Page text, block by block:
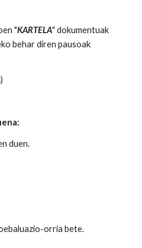
"KARTELA" dokumentuak
behar diren pausoak
duen.
orria bete.